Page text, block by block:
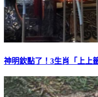
神明欽點了！3生肖「上